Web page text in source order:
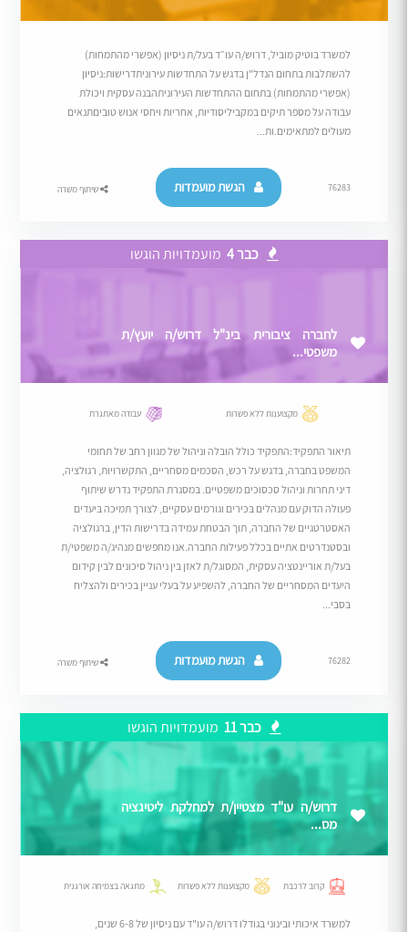
למשרד בוטיק מוביל, דרוש/ה עו״ד בעל/ת ניסיון (אפשרי מהתמחות)
להשתלבות בתחום הנדל"ן בדגש על התחדשות עירוניתדרישות:ניסיון
(אפשרי מהתמחות) בתחום ההתחדשות העירוניתהבנה עסקית ויכולת
עבודה על מספר תיקים במקביליסודיות, אחריות ויחסי אנוש טוביםתנאים
מעולים למתאימים.ות...
76283 הגשת מועמדות שיתוף משרה
כבר 4 מועמדויות הוגשו
לחברה ציבורית בינ"ל דרוש/ה יועץ/ת
משפטי...
מקצוענות ללא פשרות עבודה מאתגרת
תיאור התפקיד:התפקיד כולל הובלה וניהול של מגוון רחב של תחומי
המשפט בחברה, בדגש על רכש, הסכמים מסחריים, התקשרויות, רגולציה,
דיני תחרות וניהול סכסוכים משפטיים. במסגרת התפקיד נדרש שיתוף
פעולה הדוק עם מנהלים בכירים וגורמים עסקיים, לצורך תמיכה ביעדים
האסטרטגיים של החברה, תוך הבטחת עמידה בדרישות הדין, ברגולציה
ובסטנדרטים אתיים בכלל פעילות החברה.אנו מחפשים מנהיג/ה משפטי/ת
בעל/ת אוריינטציה עסקית, המסוגל/ת לאזן בין ניהול סיכונים לבין קידום
היעדים המסחריים של החברה, להשפיע על בעלי עניין בכירים ולהצליח
בסבי...
76282 הגשת מועמדות שיתוף משרה
כבר 11 מועמדויות הוגשו
דרוש/ה עו"ד מצטיין/ת למחלקת ליטיגציה
מס...
קרוב לרכבת מקצוענות ללא פשרות מתגאה בצמיחה אורגנית
למשרד איכותי ובינוני בגודלו דרוש/ה עו"ד עם ניסיון של 6-8 שנים,